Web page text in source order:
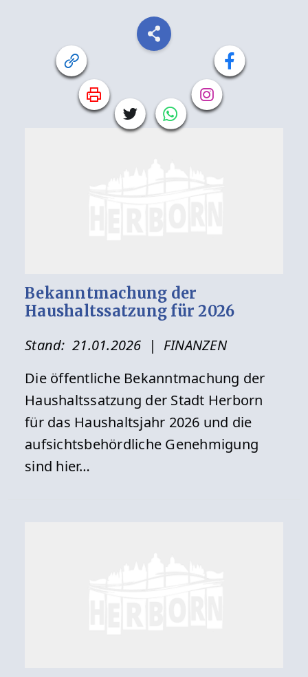
Bekanntmachung der
Haushaltssatzung für 2026
Stand:21.01.2026 | FINANZEN
Die öffentliche Bekanntmachung der
Haushaltssatzung der Stadt Herborn
für das Haushaltsjahr 2026 und die
aufsichtsbehördliche Genehmigung
sind hier…